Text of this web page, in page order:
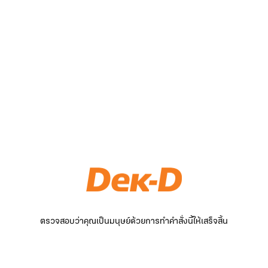
ตรวจสอบว่าคุณเป็นมนุษย์ด้วยการทำคำสั่งนี้ให้เสร็จสิ้น